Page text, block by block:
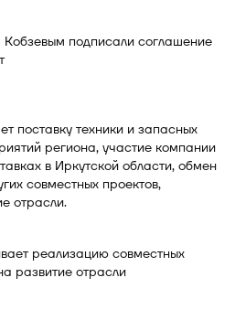
поставку техники и запасных
региона, участие компании
в Иркутской области, обмен
совместных проектов,
отрасли.